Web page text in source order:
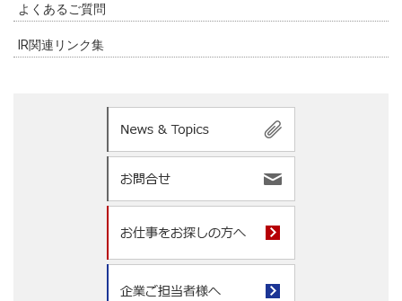
よくあるご質問
IR関連リンク集